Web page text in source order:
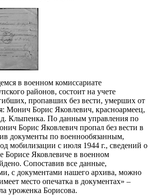
в военном комиссариате
районов, состоит на учете
пропавших без вести, умерших от
Монич Борис Яковлевич, красноармеец,
д. Клыпенка. По данным управления по
Борис Яковлевич пропал без вести в
документы по военнообязанным,
мобилизации с июля 1944 г., сведений о
Борисе Яковлевиче в военном
Сопоставив все данные,
с документами нашего архива, можно
место опечатка в документах» –
уроженка Борисова.